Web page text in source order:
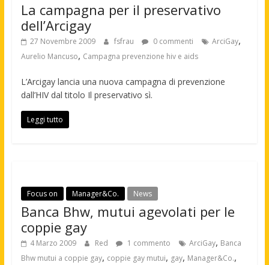
La campagna per il preservativo
dell’Arcigay
27 Novembre 2009 fsfrau 0 commenti ArciGay,
Aurelio Mancuso, Campagna prevenzione hiv e aids
L’Arcigay lancia una nuova campagna di prevenzione
dall’HIV dal titolo Il preservativo sì.
Leggi tutto
Focus on Manager&Co. News
Banca Bhw, mutui agevolati per le
coppie gay
4 Marzo 2009 Red 1 commento ArciGay, Banca
Bhw mutui a coppie gay, coppie gay mutui, gay, Manager&Co.,